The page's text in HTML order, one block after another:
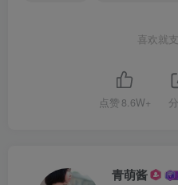
喜欢就
点赞 8.6W+
青萌酱